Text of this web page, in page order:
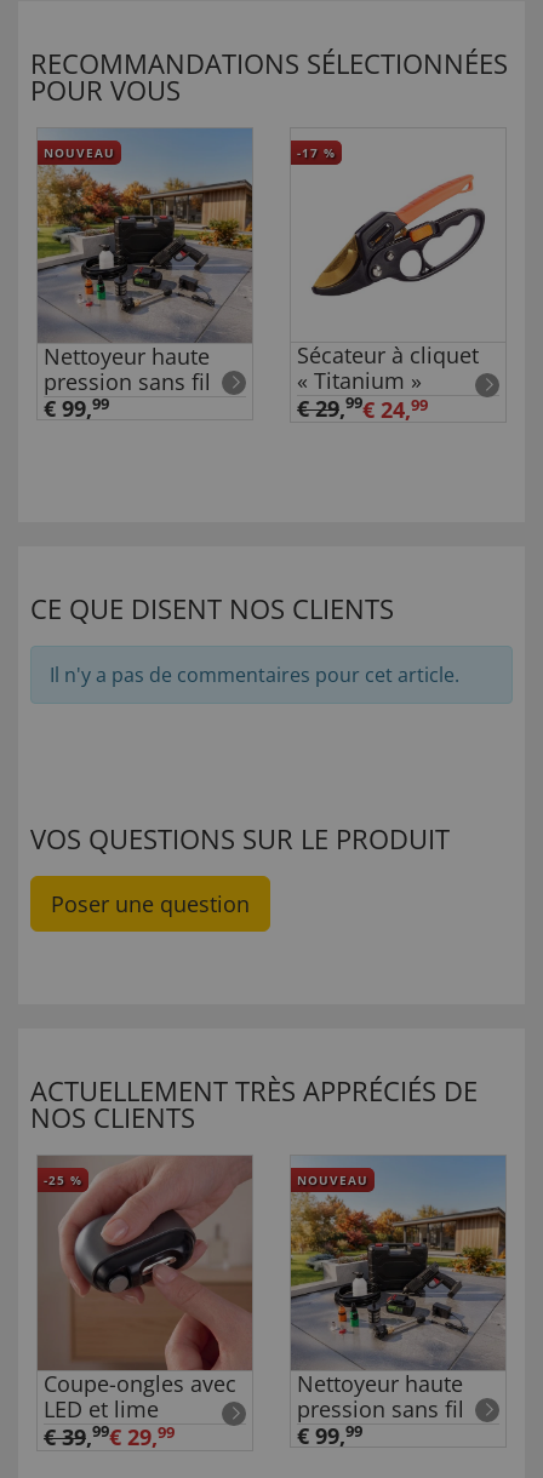
RECOMMANDATIONS SÉLECTIONNÉES
POUR VOUS
NOUVEAU
Nettoyeur haute
pression sans fil
€ 99,99
-17 %
Sécateur à cliquet
« Titanium »
€ 29,99€ 24,99
CE QUE DISENT NOS CLIENTS
Il n'y a pas de commentaires pour cet article.
VOS QUESTIONS SUR LE PRODUIT
Poser une question
ACTUELLEMENT TRÈS APPRÉCIÉS DE
NOS CLIENTS
-25 %
Coupe-ongles avec
LED et lime
€ 39,99€ 29,99
NOUVEAU
Nettoyeur haute
pression sans fil
€ 99,99